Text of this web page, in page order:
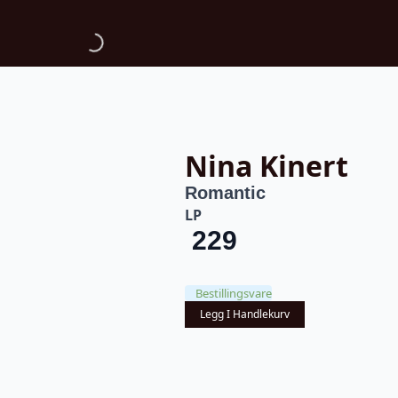
Nina Kinert
Romantic
LP
229
Bestillingsvare
Legg I Handlekurv